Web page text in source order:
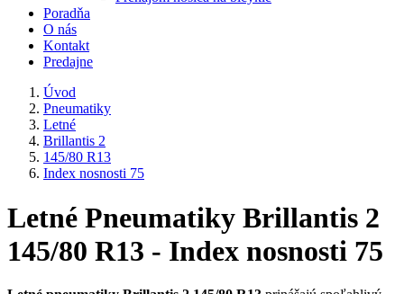
Poradňa
O nás
Kontakt
Predajne
Úvod
Pneumatiky
Letné
Brillantis 2
145/80 R13
Index nosnosti 75
Letné Pneumatiky Brillantis 2
145/80 R13 - Index nosnosti 75